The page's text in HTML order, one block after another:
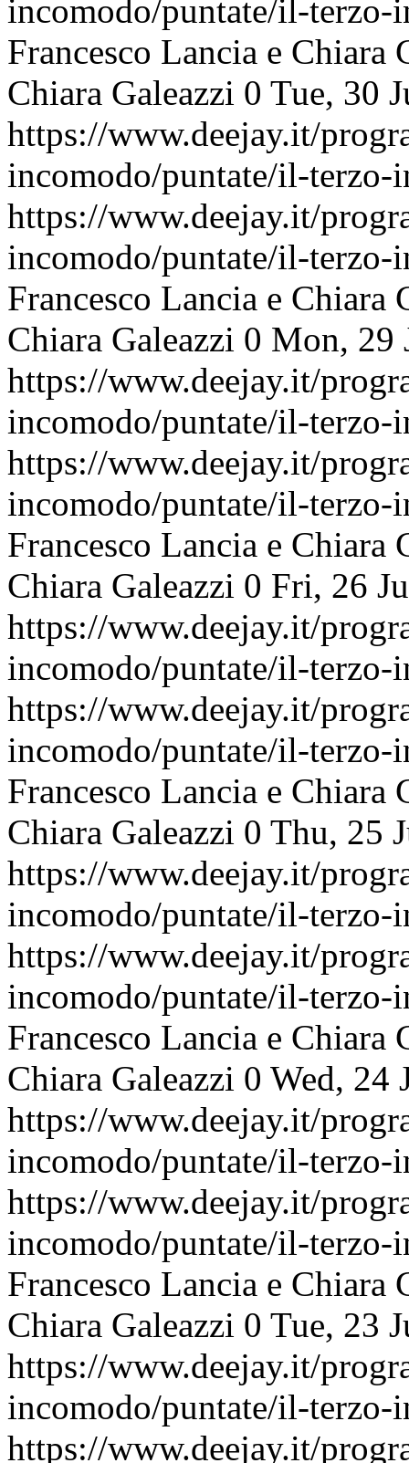
incomodo/puntate/il-
Francesco Lancia e Chiara
Chiara Galeazzi 0 Tue, 30
https://www.deejay.it/
incomodo/puntate/il-
https://www.deejay.it/
incomodo/puntate/il-
Francesco Lancia e Chiara
Chiara Galeazzi 0 Mon, 29
https://www.deejay.it/
incomodo/puntate/il-
https://www.deejay.it/
incomodo/puntate/il-
Francesco Lancia e Chiara
Chiara Galeazzi 0 Fri, 26
https://www.deejay.it/
incomodo/puntate/il-
https://www.deejay.it/
incomodo/puntate/il-
Francesco Lancia e Chiara
Chiara Galeazzi 0 Thu, 25
https://www.deejay.it/
incomodo/puntate/il-
https://www.deejay.it/
incomodo/puntate/il-
Francesco Lancia e Chiara
Chiara Galeazzi 0 Wed, 24
https://www.deejay.it/
incomodo/puntate/il-
https://www.deejay.it/
incomodo/puntate/il-
Francesco Lancia e Chiara
Chiara Galeazzi 0 Tue, 23
https://www.deejay.it/
incomodo/puntate/il-
https://www.deejay.it/